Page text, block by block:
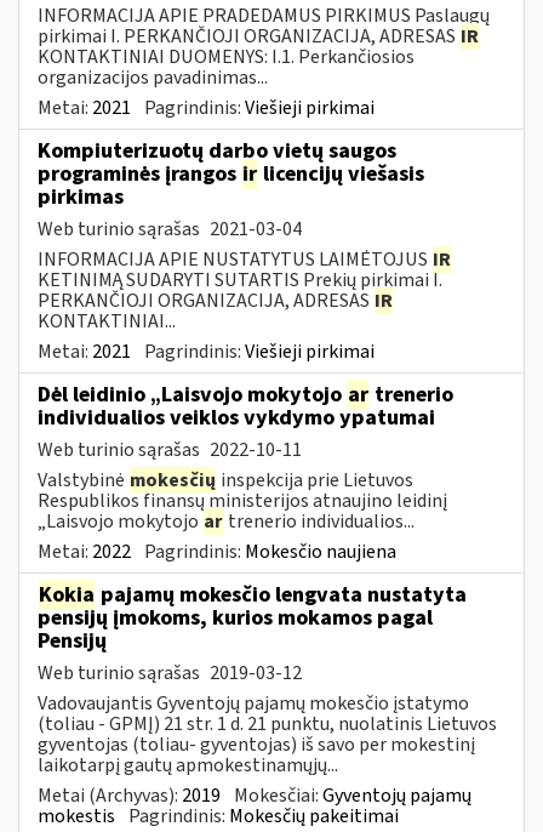
INFORMACIJA APIE PRADEDAMUS PIRKIMUS Paslaugų
pirkimai I. PERKANČIOJI ORGANIZACIJA, ADRESAS IR
KONTAKTINIAI DUOMENYS: I.1. Perkančiosios
organizacijos pavadinimas...
Metai: 2021 Pagrindinis:Viešieji pirkimai
Kompiuterizuotų darbo vietų saugos
programinės įrangos ir licencijų viešasis
pirkimas
Web turinio sąrašas 2021-03-04
INFORMACIJA APIE NUSTATYTUS LAIMĖTOJUS IR
KETINIMĄ SUDARYTI SUTARTIS Prekių pirkimai I.
PERKANČIOJI ORGANIZACIJA, ADRESAS IR
KONTAKTINIAI...
Metai: 2021 Pagrindinis:Viešieji pirkimai
Dėl leidinio „Laisvojo mokytojo ar trenerio
individualios veiklos vykdymo ypatumai
Web turinio sąrašas 2022-10-11
Valstybinė mokesčių inspekcija prie Lietuvos
Respublikos finansų ministerijos atnaujino leidinį
„Laisvojo mokytojo ar trenerio individualios...
Metai: 2022 Pagrindinis: Mokesčio naujiena
Kokia pajamų mokesčio lengvata nustatyta
pensijų įmokoms, kurios mokamos pagal
Pensijų
Web turinio sąrašas 2019-03-12
Vadovaujantis Gyventojų pajamų mokesčio įstatymo
(toliau - GPMĮ) 21 str. 1 d. 21 punktu, nuolatinis Lietuvos
gyventojas (toliau- gyventojas) iš savo per mokestinį
laikotarpį gautų apmokestinamųjų...
Metai (Archyvas): 2019 Mokesčiai:Gyventojų pajamų
mokestis Pagrindinis: Mokesčių pakeitimai